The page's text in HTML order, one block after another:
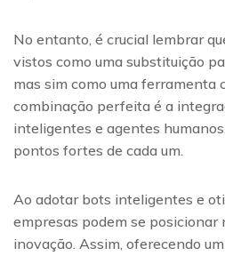
No entanto, é crucial lembrar
vistos como uma substituição
mas sim como uma ferramenta
combinação perfeita é a
inteligentes e agentes
pontos fortes de cada um.
Ao adotar bots inteligentes e
empresas podem se posicionar
inovação. Assim, oferecendo